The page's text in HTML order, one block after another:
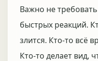
Важно не
быстрых реакций.
злится. Кто-то всё
Кто-то делает вид,